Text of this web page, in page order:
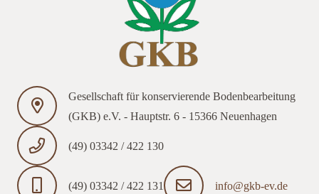
Gesellschaft für konservierende Bodenbearbeitung
(GKB) e.V. - Hauptstr. 6 - 15366 Neuenhagen
(49) 03342 / 422 130
(49) 03342 / 422 131 info@gkb-ev.de